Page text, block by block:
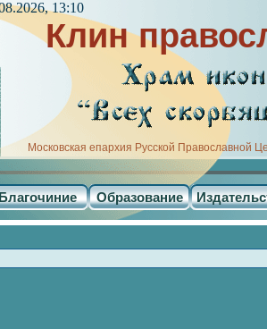
Клин
Московская епархия Русской Православной
Образование
13:10